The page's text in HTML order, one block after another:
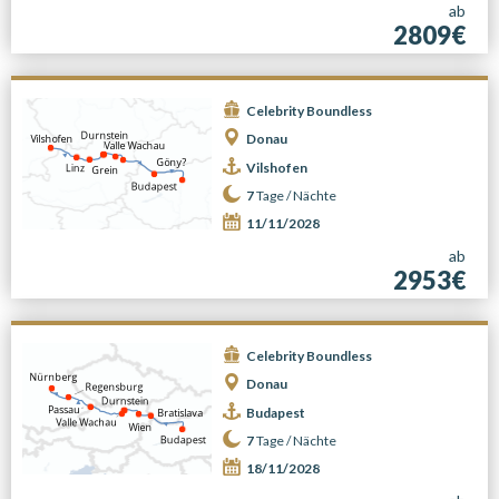
ab
2809€
Celebrity Boundless
Donau
Vilshofen
7Tage /Nächte
11/11/2028
ab
2953€
Celebrity Boundless
Donau
Budapest
7Tage /Nächte
18/11/2028